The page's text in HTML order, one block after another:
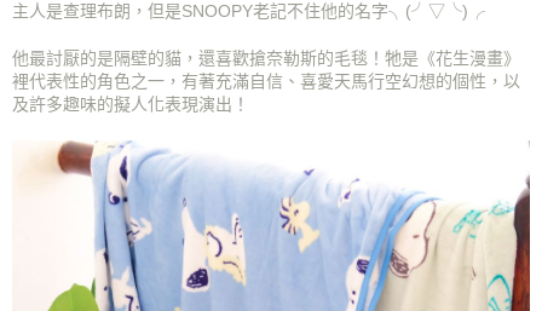
主人是查理布朗，但是SNOOPY老記不住他的名字╮(╯▽╰)╭
他最討厭的是隔壁的貓，還喜歡搶奈勒斯的毛毯！牠是《花生漫畫》
裡代表性的角色之一，有著充滿自信、喜愛天馬行空幻想的個性，以
及許多趣味的擬人化表現演出！